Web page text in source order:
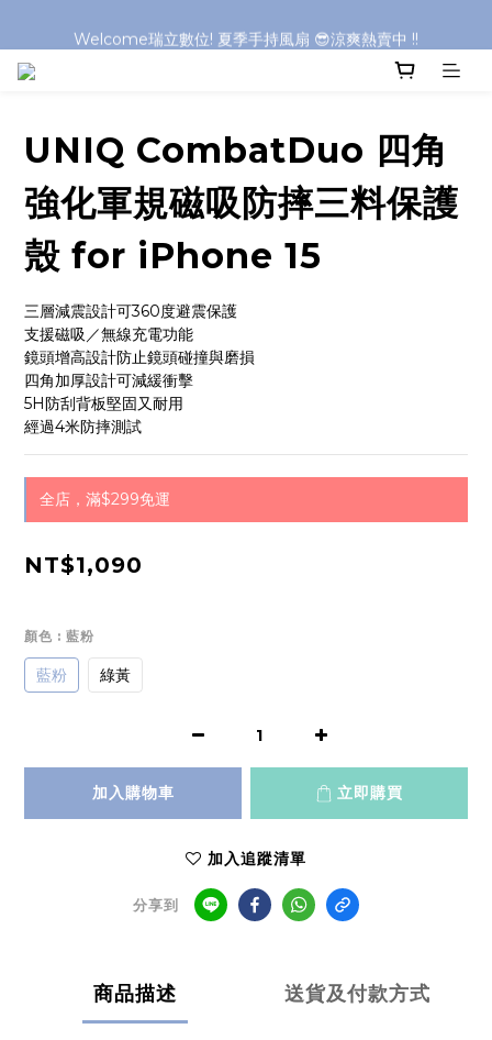
Welcome瑞立數位! 夏季手持風扇 😎涼爽熱賣中 !!
UNIQ CombatDuo 四角
強化軍規磁吸防摔三料保護
殼 for iPhone 15
三層減震設計可360度避震保護
支援磁吸／無線充電功能
鏡頭增高設計防止鏡頭碰撞與磨損
四角加厚設計可減緩衝擊
5H防刮背板堅固又耐用
經過4米防摔測試
全店，滿$299免運
NT$1,090
顏色 : 藍粉
藍粉 綠黃
加入購物車 立即購買
加入追蹤清單
分享到
商品描述 送貨及付款方式